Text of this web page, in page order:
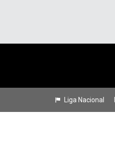
Liga Nacional